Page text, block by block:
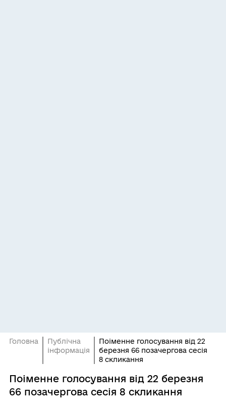
Головна
Публічна
інформація
Поіменне голосування від 22
березня 66 позачергова сесія
8 скликання
Поіменне голосування від 22 березня
66 позачергова сесія 8 скликання